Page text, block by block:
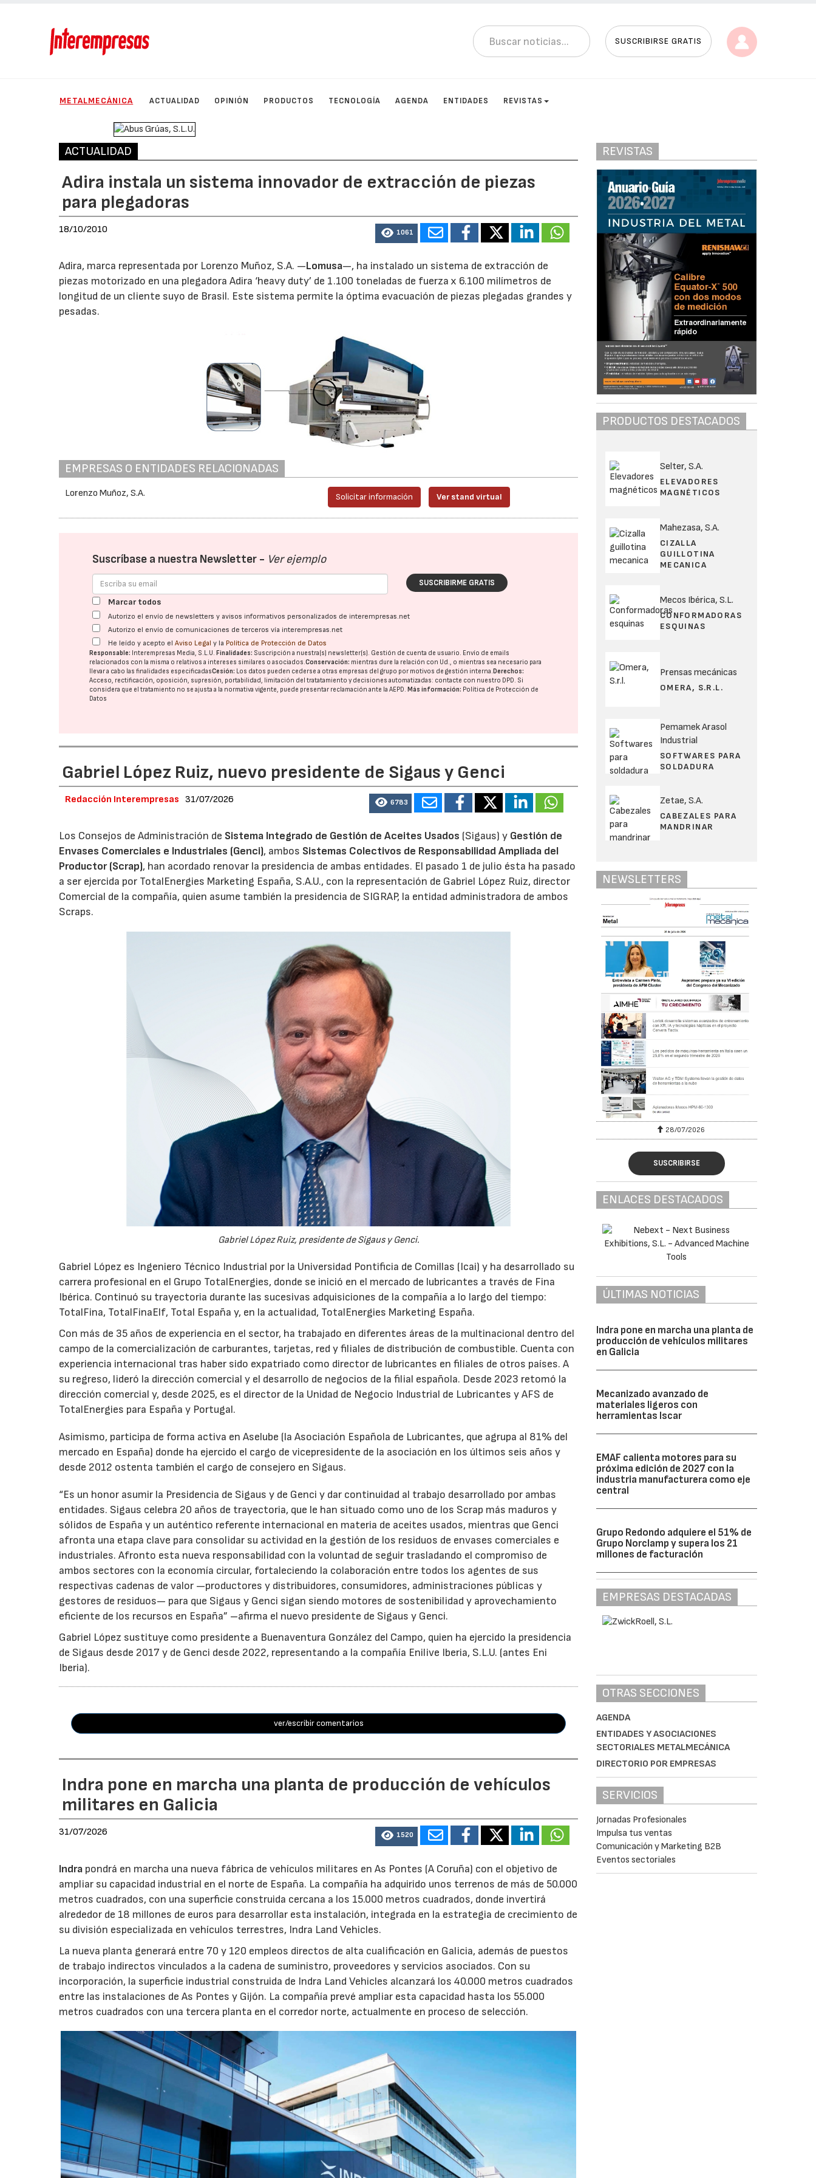
SUSCRIBIRSE GRATIS
METALMECÁNICA ACTUALIDAD OPINIÓN PRODUCTOS TECNOLOGÍA AGENDA ENTIDADES REVISTAS
ACTUALIDAD
Adira instala un sistema innovador de extracción de piezas
para plegadoras
18/10/2010 1061
Adira, marca representada por Lorenzo Muñoz, S.A. —Lomusa—, ha instalado un sistema de extracción de
piezas motorizado en una plegadora Adira ‘heavy duty’ de 1.100 toneladas de fuerza x 6.100 milímetros de
longitud de un cliente suyo de Brasil. Este sistema permite la óptima evacuación de piezas plegadas grandes y
pesadas.
EMPRESAS O ENTIDADES RELACIONADAS
Lorenzo Muñoz, S.A. Solicitar información Ver stand virtual
Suscríbase a nuestra Newsletter - Ver ejemplo
SUSCRIBIRME GRATIS
Marcar todos
Autorizo el envío de newsletters y avisos informativos personalizados de interempresas.net
Autorizo el envío de comunicaciones de terceros vía interempresas.net
He leído y acepto elAviso Legal y la Política de Protección de Datos
Responsable: Interempresas Media, S.L.U.Finalidades: Suscripción a nuestra(s) newsletter(s). Gestión de cuenta de usuario. Envío de emails
relacionados con la misma o relativos a intereses similares o asociados.Conservación: mientras dure la relación con Ud., o mientras sea necesario para
llevar a cabo las finalidades especificadasCesión: Los datos pueden cederse a otras empresas del grupo por motivos de gestión interna.Derechos:
Acceso, rectificación, oposición, supresión, portabilidad, limitación del tratatamiento y decisiones automatizadas: contacte con nuestro DPD. Si
considera que el tratamiento no se ajusta a la normativa vigente, puede presentar reclamación ante laAEPD.Más información: Política de Protección de
Datos
Gabriel López Ruiz, nuevo presidente de Sigaus y Genci
Redacción Interempresas 31/07/2026 6783
Los Consejos de Administración de Sistema Integrado de Gestión de Aceites Usados (Sigaus) y Gestión de
Envases Comerciales e Industriales (Genci), ambos Sistemas Colectivos de Responsabilidad Ampliada del
Productor (Scrap), han acordado renovar la presidencia de ambas entidades. El pasado 1 de julio ésta ha pasado
a ser ejercida por TotalEnergies Marketing España, S.A.U., con la representación de Gabriel López Ruiz, director
Comercial de la compañía, quien asume también la presidencia de SIGRAP, la entidad administradora de ambos
Scraps.
Gabriel López Ruiz, presidente de Sigaus y Genci.
Gabriel López es Ingeniero Técnico Industrial por la Universidad Pontificia de Comillas (Icai) y ha desarrollado su
carrera profesional en el Grupo TotalEnergies, donde se inició en el mercado de lubricantes a través de Fina
Ibérica. Continuó su trayectoria durante las sucesivas adquisiciones de la compañía a lo largo del tiempo:
TotalFina, TotalFinaElf, Total España y, en la actualidad, TotalEnergies Marketing España.
Con más de 35 años de experiencia en el sector, ha trabajado en diferentes áreas de la multinacional dentro del
campo de la comercialización de carburantes, tarjetas, red y filiales de distribución de combustible. Cuenta con
experiencia internacional tras haber sido expatriado como director de lubricantes en filiales de otros países. A
su regreso, lideró la dirección comercial y el desarrollo de negocios de la filial española. Desde 2023 retomó la
dirección comercial y, desde 2025, es el director de la Unidad de Negocio Industrial de Lubricantes y AFS de
TotalEnergies para España y Portugal.
Asimismo, participa de forma activa en Aselube (la Asociación Española de Lubricantes, que agrupa al 81% del
mercado en España) donde ha ejercido el cargo de vicepresidente de la asociación en los últimos seis años y
desde 2012 ostenta también el cargo de consejero en Sigaus.
“Es un honor asumir la Presidencia de Sigaus y de Genci y dar continuidad al trabajo desarrollado por ambas
entidades. Sigaus celebra 20 años de trayectoria, que le han situado como uno de los Scrap más maduros y
sólidos de España y un auténtico referente internacional en materia de aceites usados, mientras que Genci
afronta una etapa clave para consolidar su actividad en la gestión de los residuos de envases comerciales e
industriales. Afronto esta nueva responsabilidad con la voluntad de seguir trasladando el compromiso de
ambos sectores con la economía circular, fortaleciendo la colaboración entre todos los agentes de sus
respectivas cadenas de valor —productores y distribuidores, consumidores, administraciones públicas y
gestores de residuos— para que Sigaus y Genci sigan siendo motores de sostenibilidad y aprovechamiento
eficiente de los recursos en España” –afirma el nuevo presidente de Sigaus y Genci.
Gabriel López sustituye como presidente a Buenaventura González del Campo, quien ha ejercido la presidencia
de Sigaus desde 2017 y de Genci desde 2022, representando a la compañía Enilive Iberia, S.L.U. (antes Eni
Iberia).
ver/escribir comentarios
Indra pone en marcha una planta de producción de vehículos
militares en Galicia
31/07/2026 1520
Indra pondrá en marcha una nueva fábrica de vehículos militares en As Pontes (A Coruña) con el objetivo de
ampliar su capacidad industrial en el norte de España. La compañía ha adquirido unos terrenos de más de 50.000
metros cuadrados, con una superficie construida cercana a los 15.000 metros cuadrados, donde invertirá
alrededor de 18 millones de euros para desarrollar esta instalación, integrada en la estrategia de crecimiento de
su división especializada en vehículos terrestres, Indra Land Vehicles.
La nueva planta generará entre 70 y 120 empleos directos de alta cualificación en Galicia, además de puestos
de trabajo indirectos vinculados a la cadena de suministro, proveedores y servicios asociados. Con su
incorporación, la superficie industrial construida de Indra Land Vehicles alcanzará los 40.000 metros cuadrados
entre las instalaciones de As Pontes y Gijón. La compañía prevé ampliar esta capacidad hasta los 55.000
metros cuadrados con una tercera planta en el corredor norte, actualmente en proceso de selección.
REVISTAS
PRODUCTOS DESTACADOS
Selter, S.A.
ELEVADORES
MAGNÉTICOS
Mahezasa, S.A.
CIZALLA
GUILLOTINA
MECANICA
Mecos Ibérica, S.L.
CONFORMADORAS
ESQUINAS
Prensas mecánicas
OMERA, S.R.L.
Pemamek Arasol
Industrial
SOFTWARES PARA
SOLDADURA
Zetae, S.A.
CABEZALES PARA
MANDRINAR
NEWSLETTERS
28/07/2026 28/07/2026
SUSCRIBIRSE
ENLACES DESTACADOS
ÚLTIMAS NOTICIAS
Indra pone en marcha una planta de
producción de vehículos militares
en Galicia
Mecanizado avanzado de
materiales ligeros con
herramientas Iscar
EMAF calienta motores para su
próxima edición de 2027 con la
industria manufacturera como eje
central
Grupo Redondo adquiere el 51% de
Grupo Norclamp y supera los 21
millones de facturación
EMPRESAS DESTACADAS
OTRAS SECCIONES
AGENDA
ENTIDADES Y ASOCIACIONES
SECTORIALES METALMECÁNICA
DIRECTORIO POR EMPRESAS
SERVICIOS
Jornadas Profesionales
Impulsa tus ventas
Comunicación y Marketing B2B
Eventos sectoriales